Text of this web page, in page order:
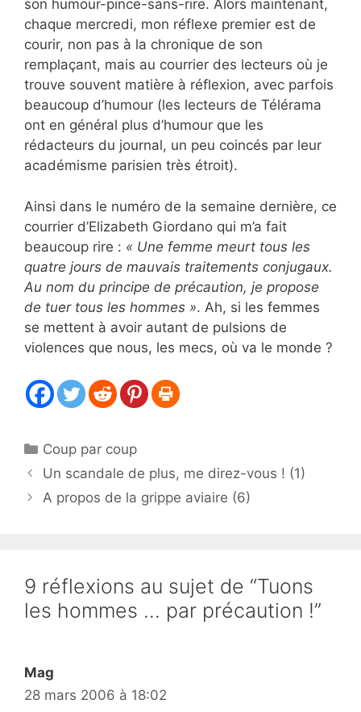
son humour-pince-sans-rire. Alors maintenant,
chaque mercredi, mon réflexe premier est de
courir, non pas à la chronique de son
remplaçant, mais au courrier des lecteurs où je
trouve souvent matière à réflexion, avec parfois
beaucoup d’humour (les lecteurs de Télérama
ont en général plus d’humour que les
rédacteurs du journal, un peu coincés par leur
académisme parisien très étroit).
Ainsi dans le numéro de la semaine dernière, ce
courrier d’Elizabeth Giordano qui m’a fait
beaucoup rire : « Une femme meurt tous les
quatre jours de mauvais traitements conjugaux.
Au nom du principe de précaution, je propose
de tuer tous les hommes ». Ah, si les femmes
se mettent à avoir autant de pulsions de
violences que nous, les mecs, où va le monde ?
Catégories
Coup par coup
Un scandale de plus, me direz-vous ! (1)
A propos de la grippe aviaire (6)
9 réflexions au sujet de “Tuons
les hommes … par précaution !”
Mag
28 mars 2006 à 18:02